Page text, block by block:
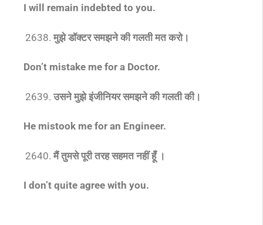
I will remain indebted to you.
मुझे डॉक्टर समझने की गलती मत करो।
Don’t mistake me for a Doctor.
उसने मुझे इंजीनियर समझने की गलती की।
He mistook me for an Engineer.
मैं तुमसे पूरी तरह सहमत नहीं हूँ ।
I don’t quite agree with you.